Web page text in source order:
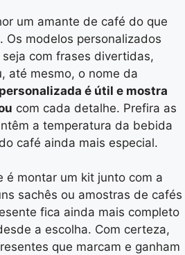
um amante de café do que
Os modelos personalizados
com frases divertidas,
até mesmo, o nome da
é útil e mostra
com cada detalhe. Prefira as
a temperatura da bebida
café ainda mais especial.
é montar um kit junto com a
sachês ou amostras de cafés
fica ainda mais completo
a escolha. Com certeza,
que marcam e ganham